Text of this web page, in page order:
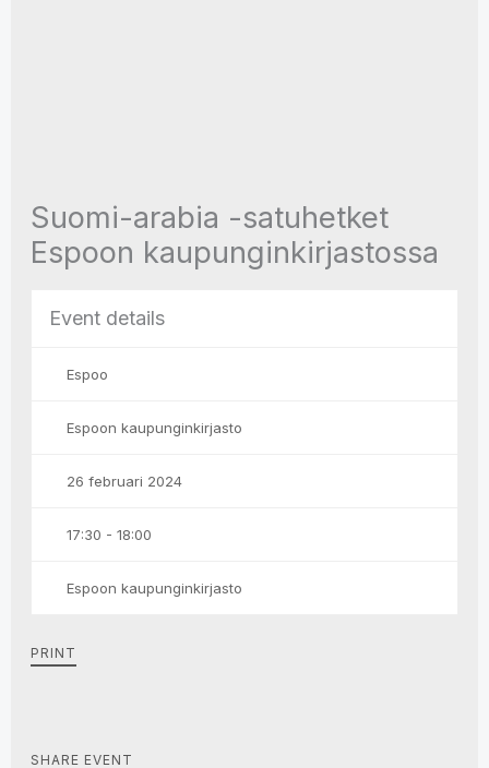
Suomi-arabia -satuhetket
Espoon kaupunginkirjastossa
Event details
Espoo
Espoon kaupunginkirjasto
26 februari 2024
17:30 - 18:00
Espoon kaupunginkirjasto
PRINT
SHARE EVENT